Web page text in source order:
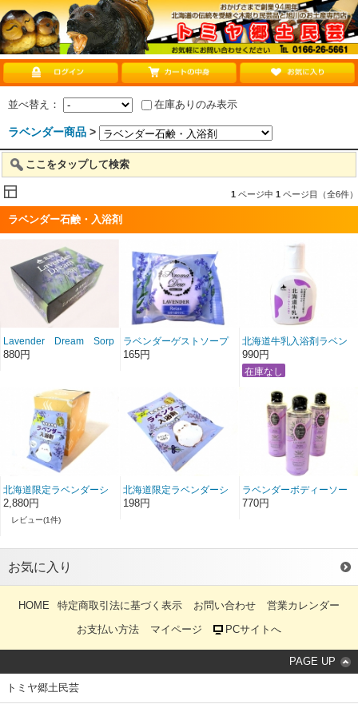
並べ替え： 在庫ありのみ表示
ラベンダー商品 >
ここをタップして検索
1 ページ中 1 ページ目（全6件）
ラベンダー石鹸・入浴剤
Lavender Dream Sorp
880円
ラベンダーゲストソープ
35ｇ
165円
北海道牛乳入浴剤ラベン
ダーみるくの香り
990円
北海道限定ラベンダーシ
マエナガ入浴剤16入り箱
2,880円
レビュー(1件)
北海道限定ラベンダーシ
マエナガ入浴剤
198円
ラベンダーボディーソー
プ
770円
お気に入り
HOME 特定商取引法に基づく表示 お問い合わせ
営業カレンダー
お支払い方法
マイページ PCサイトへ
PAGE UP
トミヤ郷土民芸